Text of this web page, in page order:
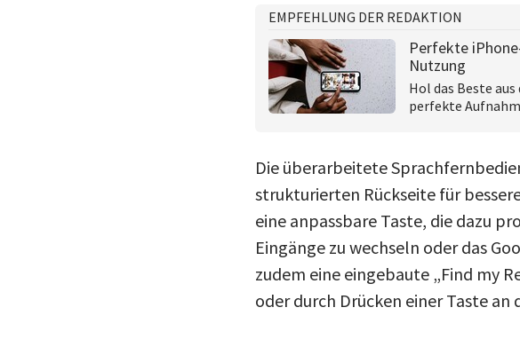
EMPFEHLUNG DER REDAKTION
Perfekte
Nutzung
Hol das Beste
perfekte
Die überarbeitete
strukturierten Rückseite für
eine anpassbare Taste, die dazu
Eingänge zu wechseln oder das
zudem eine eingebaute „Find my
oder durch Drücken einer Taste an